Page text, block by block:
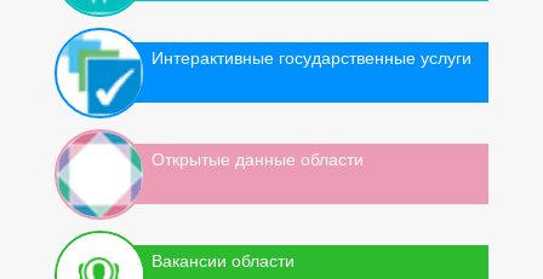
Интерактивные государственные услуги
Открытые данные области
Вакансии области